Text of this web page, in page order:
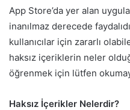
App Store’da yer alan
inanılmaz derecede
kullanıcılar için zararlı
haksız içeriklerin neler
öğrenmek için lütfen
Haksız İçerikler Nelerdir?